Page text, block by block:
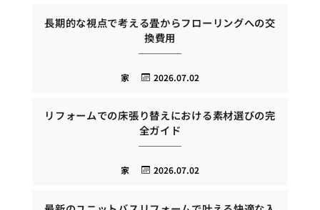
長期的な視点で考える畳からフローリングへの交
換費用
2026.07.02
家
リフォームでの床張り替えにおける素材選びの完
全ガイド
2026.07.02
家